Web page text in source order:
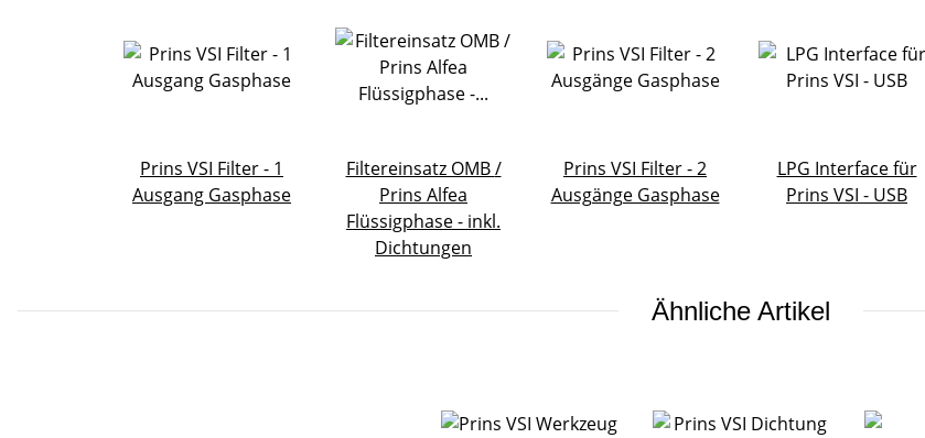
Prins VSI Filter - 1
Ausgang Gasphase
Filtereinsatz OMB /
Prins Alfea
Flüssigphase - inkl.
Dichtungen
Prins VSI Filter - 2
Ausgänge Gasphase
LPG Interface für
Prins VSI - USB
Ähnliche Artikel